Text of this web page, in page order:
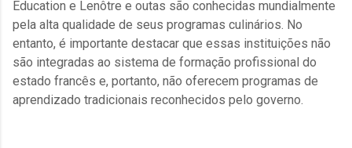
Education e Lenôtre e outas são conhecidas mundialmente
pela alta qualidade de seus programas culinários. No
entanto, é importante destacar que essas instituições não
são integradas ao sistema de formação profissional do
estado francês e, portanto, não oferecem programas de
aprendizado tradicionais reconhecidos pelo governo.